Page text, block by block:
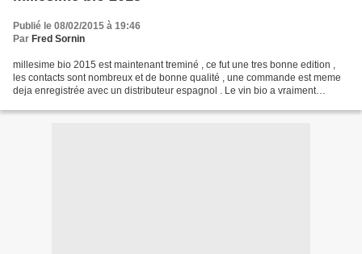
Publié le 08/02/2015 à 19:46
Par Fred Sornin
millesime bio 2015 est maintenant treminé , ce fut une tres bonne edition ,
les contacts sont nombreux et de bonne qualité , une commande est meme
deja enregistrée avec un distributeur espagnol . Le vin bio a vraiment